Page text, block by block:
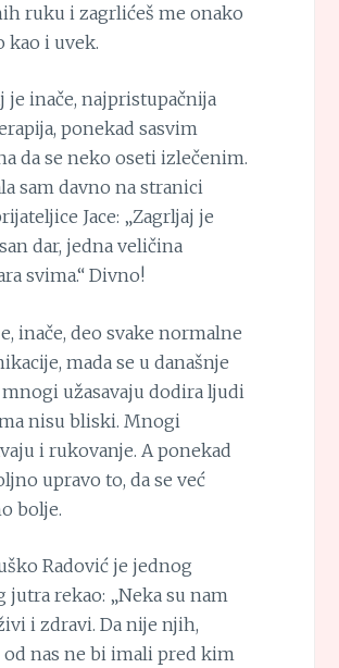
ruku i zagrlićeš me onako
kao i uvek.
je inače, najpristupačnija
ponekad sasvim
da se neko oseti izlečenim.
sam davno na stranici
Jace: „Zagrljaj je
dar, jedna veličina
svima.“ Divno!
inače, deo svake normalne
mada se u današnje
užasavaju dodira ljudi
nisu bliski. Mnogi
i rukovanje. A ponekad
upravo to, da se već
bolje.
Radović je jednog
jutra rekao: „Neka su nam
i zdravi. Da nije njih,
nas ne bi imali pred kim